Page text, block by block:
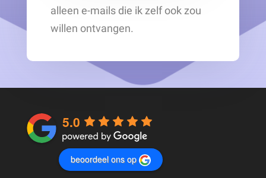
alleen e-mails die ik zelf ook zou
willen ontvangen.
5.0
beoordeel ons op